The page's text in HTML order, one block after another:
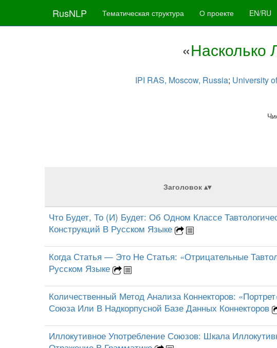
RusNLP Тематическая структура О проекте EN/RU
«Насколько
IPI RAS, Moscow, Russia; University
Заголовок
Что Будет, То (И) Будет: Об Одном Классе
Конструкций В Русском Языке
Когда Статья — Это Не Статья: «Отрицательные
Русском Языке
Количественный Метод Анализа Коннекторов:
Союза Или В Надкорпусной Базе Данных Коннекторов
Иллокутивное Употребление Союзов: Шкала